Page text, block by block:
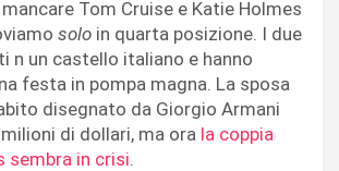
Tom Cruise e Katie Holmes
solo in quarta posizione. I due
n un castello italiano e hanno
festa in pompa magna. La sposa
disegnato da Giorgio Armani
di dollari, ma ora la coppia
sembra in crisi.